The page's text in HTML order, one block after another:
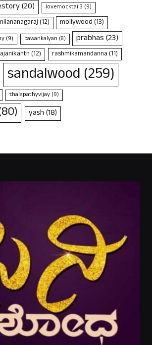
(20) lovemocktail3 (9)
(12) mollywood(13)
(9) pawankalyan (8) prabhas(23)
(12) rashmikamandanna(11)
sandalwood (259)
thalapathyvijay(9)
yash(18)